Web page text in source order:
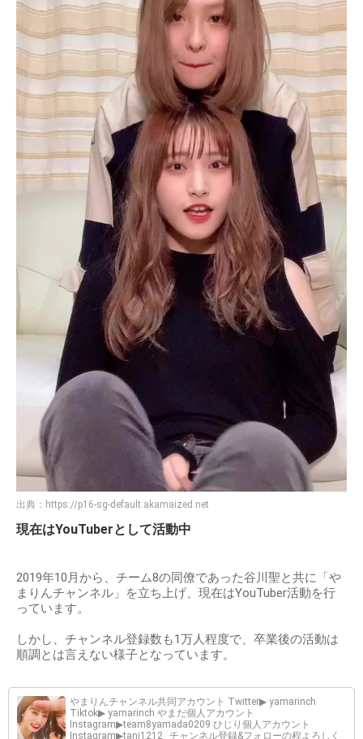
出典： https://p16-sg-default.akamaized.net
現在はYouTuberとして活動中
2019年10月から、チーム8の同僚であった谷川聖と共に「や
まりんチャンネル」を立ち上げ、現在はYouTuber活動を行
っています。
しかし、チャンネル登録数も1万人程度で、卒業後の活動は
順調とは言えない様子となっています。
やまりんチャンネル共同アカウント Twitter▶︎ yamarinch
Tiktok▶︎ yamarinch やまだ個人アカウント
Instagram▶︎team8yamada0209 ひじり個人アカウント
Instagram▶︎tani1212_ チャンネル登録&フォローの程よろしく